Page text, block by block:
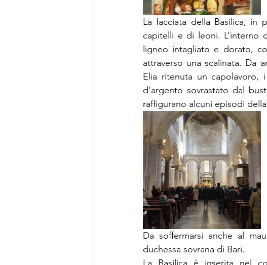
La facciata della Basilica, in
capitelli e di leoni. L’interno
ligneo intagliato e dorato,
attraverso una scalinata. Da
Elia ritenuta un
d'argento sovrastato dal
raffigurano alcuni episodi
Da soffermarsi anche al
duchessa sovrana di Bari.